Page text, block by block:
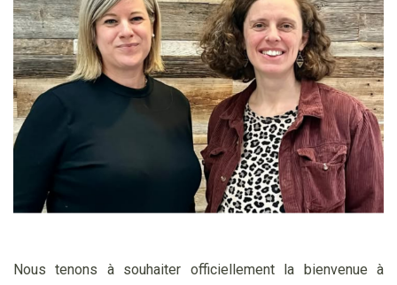
Nous tenons à souhaiter officiellement la bienvenue à